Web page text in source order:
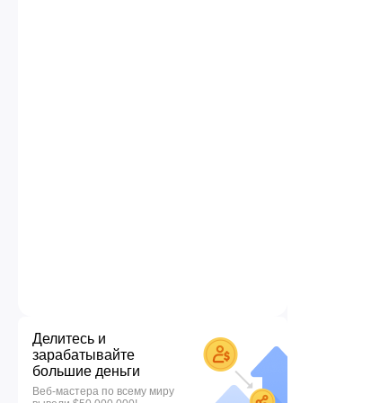
Делитесь и
зарабатывайте
большие деньги
Веб-мастера по всему миру